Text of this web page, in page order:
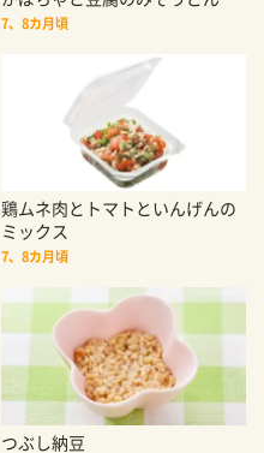
7、8カ月頃
鶏ムネ肉とトマトといんげんの
ミックス
7、8カ月頃
つぶし納豆